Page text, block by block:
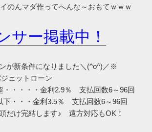
のんマダ作ってへんな～おもてｗｗｗ
サー掲載中！
が新条件になりました＼(^o^)／※
ェットローン
・・・・・金利2.9％ 支払回数6～96回
下・・・金利3.5％ 支払回数6～96回
だけ完結します♪ 遠方対応もOK！